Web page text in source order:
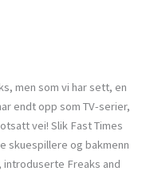
men som vi har sett, en
endt opp som TV-serier,
vei! Slik Fast Times
skuespillere og bakmenn
Freaks and